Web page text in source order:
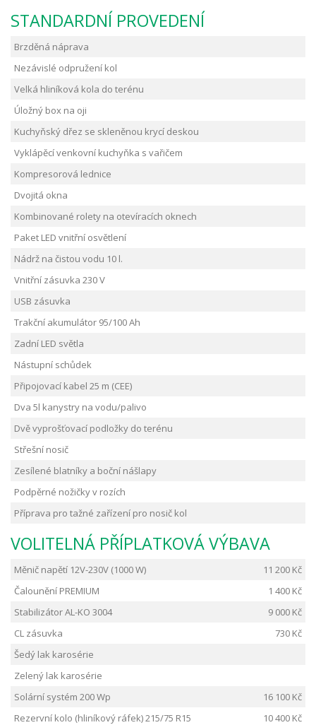
STANDARDNÍ PROVEDENÍ
Brzděná náprava
Nezávislé odpružení kol
Velká hliníková kola do terénu
Úložný box na oji
Kuchyňský dřez se skleněnou krycí deskou
Vyklápěcí venkovní kuchyňka s vařičem
Kompresorová lednice
Dvojitá okna
Kombinované rolety na otevíracích oknech
Paket LED vnitřní osvětlení
Nádrž na čistou vodu 10 l.
Vnitřní zásuvka 230 V
USB zásuvka
Trakční akumulátor 95/100 Ah
Zadní LED světla
Nástupní schůdek
Připojovací kabel 25 m (CEE)
Dva 5l kanystry na vodu/palivo
Dvě vyprošťovací podložky do terénu
Střešní nosič
Zesílené blatníky a boční nášlapy
Podpěrné nožičky v rozích
Příprava pro tažné zařízení pro nosič kol
VOLITELNÁ PŘÍPLATKOVÁ VÝBAVA
Měnič napětí 12V-230V (1000 W)
11 200 Kč
Čalounění PREMIUM
1 400 Kč
Stabilizátor AL-KO 3004
9 000 Kč
CL zásuvka
730 Kč
Šedý lak karosérie
Zelený lak karosérie
Solární systém 200 Wp
16 100 Kč
Rezervní kolo (hliníkový ráfek) 215/75 R15
10 400 Kč